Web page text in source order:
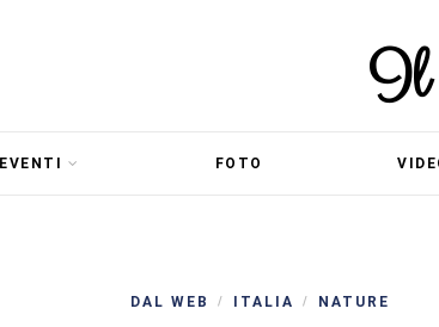
Il
EVENTI FOTO
DAL WEB / ITALIA / NATURE